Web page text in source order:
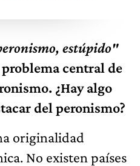
estúpido"
central de
¿Hay algo
del peronismo?
originalidad
No existen países